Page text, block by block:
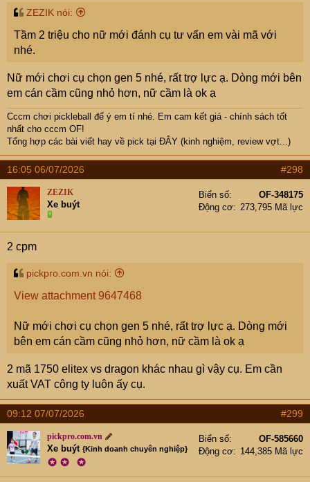
ZEZIK nói:
Tầm 2 triệu cho nữ mới đánh cụ tư vấn em vài mã với
nhé.
Nữ mới chơi cụ chọn gen 5 nhé, rất trợ lực ạ. Dòng mới bên
em cán cầm cũng nhỏ hơn, nữ cầm là ok ạ
Cccm chơi pickleball để ý em tí nhé. Em cam kết giá - chính sách tốt
nhất cho cccm OF!
Tổng hợp các bài viết hay về pick tại ĐÂY (kinh nghiệm, review vợt...)
16:05 06/07/2026 #298
ZEZIK
Xe buýt
Biển số
OF-348175
Động cơ
273,795 Mã lực
2 cpm
pickpro.com.vn nói:
View attachment 9647468
Nữ mới chơi cụ chọn gen 5 nhé, rất trợ lực ạ. Dòng mới
bên em cán cầm cũng nhỏ hơn, nữ cầm là ok ạ
2 mã 1750 elitex vs dragon khác nhau gì vậy cụ. Em cần
xuất VAT công ty luôn ấy cụ.
09:12 07/07/2026 #299
pickpro.com.vn
Xe buýt {Kinh doanh chuyên nghiệp}
✪ ✪ ✪
Biển số
OF-585660
Động cơ
144,385 Mã lực